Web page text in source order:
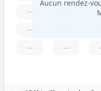
—
—
—
—
Aucun rendez-